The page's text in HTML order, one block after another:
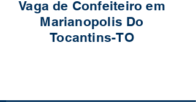
Vaga de Confeiteiro em
Marianopolis Do
Tocantins-TO